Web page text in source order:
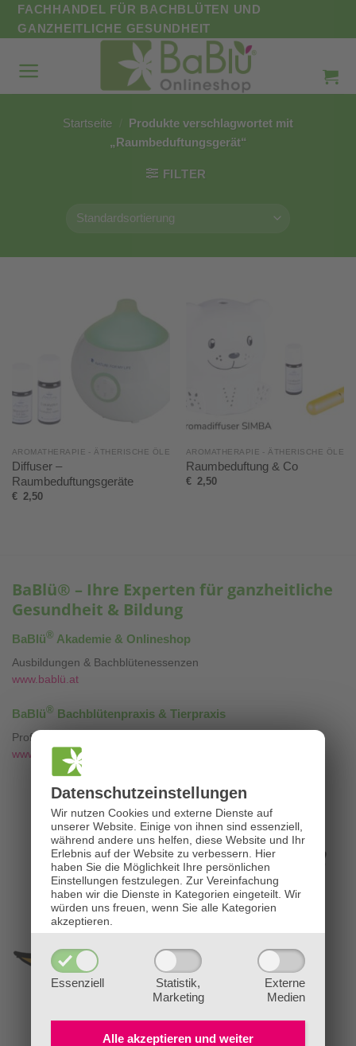
Datenschutz­einstellungen
Wir nutzen Cookies und externe Dienste auf
unserer Website. Einige von ihnen sind essenziell,
während andere uns helfen, diese Website und Ihr
Erlebnis auf der Website zu verbessern. Hier
haben Sie die Möglichkeit Ihre persönlichen
Einstellungen festzulegen. Zur Vereinfachung
haben wir die Dienste in Kategorien eingeteilt. Wir
würden uns freuen, wenn Sie alle Kategorien
akzeptieren.
Essenziell
Statistik,
Marketing
Externe
Medien
Alle akzeptieren und weiter
Zum
Inhalt
FACHHANDEL FÜR BACHBLÜTEN UND
GANZHEITLICHE GESUNDHEIT
Startseite
Produkte verschlagwortet mit
„Raumbeduftungsgerät“
FILTER
AROMATHERAPIE - ÄTHERISCHE ÖLE
Diffuser –
Raumbeduftungsgeräte
€ 2,50
AROMATHERAPIE - ÄTHERISCHE ÖLE
Raumbeduftung & Co
€ 2,50
BaBlü® – Ihre Experten für ganzheitliche
Gesundheit & Bildung
BaBlü® Akademie & Onlineshop
Ausbildungen & Bachblütenessenzen
www.bablü.at
BaBlü® Bachblütenpraxis & Tierpraxis
Professionelle Bachblütenberatung mit
www.die-bachblütenpraxis.at